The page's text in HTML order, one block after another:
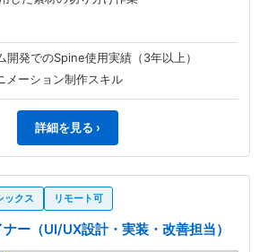
開発でのSpine使用実績（3年以上）
メーション制作スキル
詳細を見る ›
ックス リモート可
ー（UI/UX設計・実装・改善担当）